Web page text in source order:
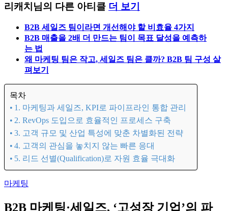
리캐치님의 다른 아티클 더 보기
B2B 세일즈 팀이라면 개선해야 할 비효율 4가지
B2B 매출을 2배 더 만드는 팀이 목표 달성을 예측하
는 법
왜 마케팅 팀은 작고, 세일즈 팀은 클까? B2B 팀 구성 살
펴보기
목차
1. 마케팅과 세일즈, KPI로 파이프라인 통합 관리
2. RevOps 도입으로 효율적인 프로세스 구축
3. 고객 규모 및 산업 특성에 맞춘 차별화된 전략
4. 고객의 관심을 놓치지 않는 빠른 응대
5. 리드 선별(Qualification)로 자원 효율 극대화
마케팅
B2B 마케팅·세일즈, ‘고성장 기업’의 파